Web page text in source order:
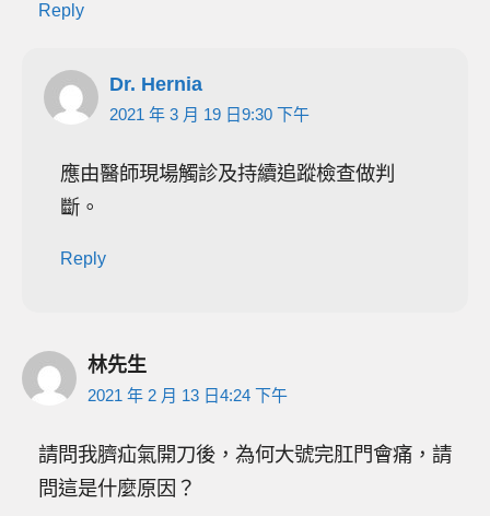
Reply
Dr. Hernia
2021 年 3 月 19 日9:30 下午
應由醫師現場觸診及持續追蹤檢查做判
斷。
Reply
林先生
2021 年 2 月 13 日4:24 下午
請問我臍疝氣開刀後，為何大號完肛門會痛，請
問這是什麼原因？